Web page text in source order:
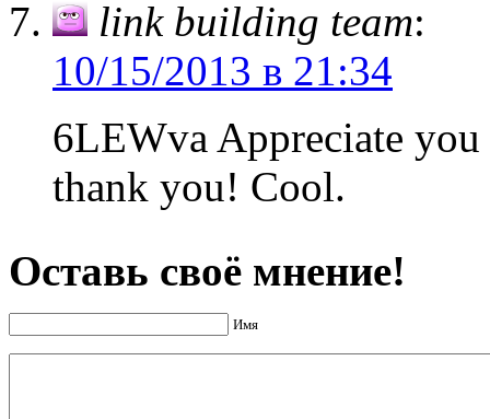
link building team:
10/15/2013 в 21:34
6LEWva Appreciate
thank you! Cool.
Оставь своё мнение!
Имя